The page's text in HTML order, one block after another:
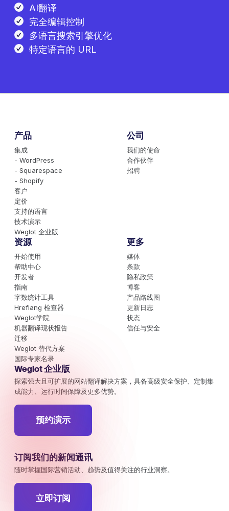
AI翻译
完全编辑控制
多语言搜索引擎优化
特定语言的 URL
产品
集成
- WordPress
- Squarespace
- Shopify
客户
定价
支持的语言
技术演示
Weglot 企业版
公司
我们的使命
合作伙伴
招聘
资源
开始使用
帮助中心
开发者
指南
字数统计工具
Hreflang 检查器
Weglot学院
机器翻译现状报告
迁移
Weglot 替代方案
国际专家名录
更多
媒体
条款
隐私政策
博客
产品路线图
更新日志
状态
信任与安全
Weglot 企业版
探索强大且可扩展的网站翻译解决方案，具备高级安全保护、定制集
成能力、运行时间保障及更多优势。
预约演示
订阅我们的新闻通讯
随时掌握国际营销活动、趋势及值得关注的行业洞察。
立即订阅